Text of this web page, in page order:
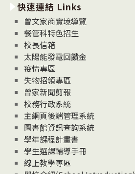
消
息
News
快速連結 Links
曾文家商實境導覽
餐管科特色招生
校長信箱
太陽能發電回饋金
疫情專區
失物招領專區
曾家新聞剪報
校務行政系統
主網頁後端管理系統
圖書館資訊查詢系統
學年課程計畫書
學生選課輔導手冊
線上教學專區